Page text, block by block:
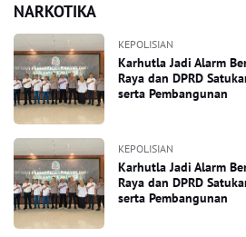
NARKOTIKA
KEPOLISIAN
Karhutla Jadi Alarm
Raya dan DPRD
serta Pembangunan
KEPOLISIAN
Karhutla Jadi Alarm
Raya dan DPRD
serta Pembangunan